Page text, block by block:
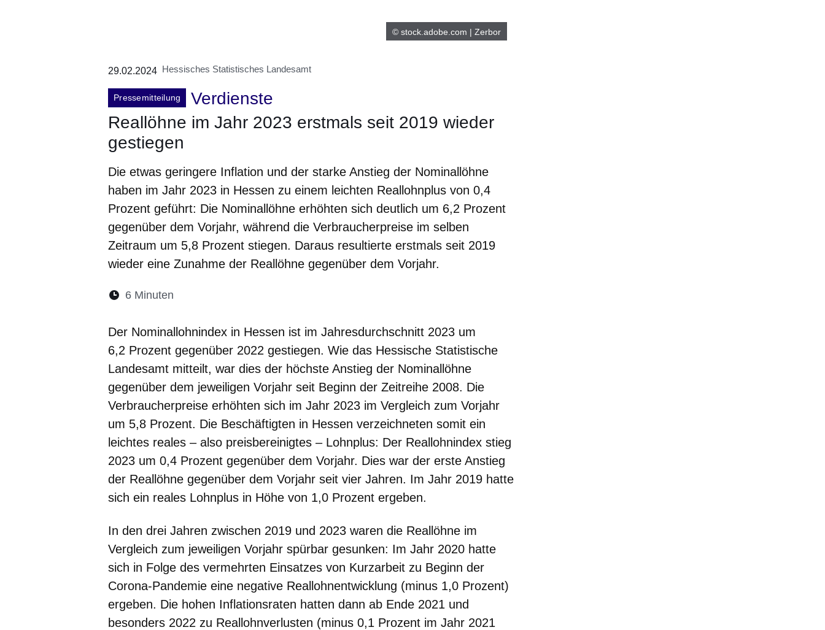
© stock.adobe.com | Zerbor
29.02.2024 Hessisches Statistisches Landesamt
Pressemitteilung
Verdienste
Reallöhne im Jahr 2023 erstmals seit 2019 wieder
gestiegen
Die etwas geringere Inflation und der starke Anstieg der Nominallöhne
haben im Jahr 2023 in Hessen zu einem leichten Reallohnplus von 0,4
Prozent geführt: Die Nominallöhne erhöhten sich deutlich um 6,2 Prozent
gegenüber dem Vorjahr, während die Verbraucherpreise im selben
Zeitraum um 5,8 Prozent stiegen. Daraus resultierte erstmals seit 2019
wieder eine Zunahme der Reallöhne gegenüber dem Vorjahr.
Lesedauer:
6 Minuten
Der Nominallohnindex in Hessen ist im Jahresdurchschnitt 2023 um
6,2 Prozent gegenüber 2022 gestiegen. Wie das Hessische Statistische
Landesamt mitteilt, war dies der höchste Anstieg der Nominallöhne
gegenüber dem jeweiligen Vorjahr seit Beginn der Zeitreihe 2008. Die
Verbraucherpreise erhöhten sich im Jahr 2023 im Vergleich zum Vorjahr
um 5,8 Prozent. Die Beschäftigten in Hessen verzeichneten somit ein
leichtes reales – also preisbereinigtes – Lohnplus: Der Reallohnindex stieg
2023 um 0,4 Prozent gegenüber dem Vorjahr. Dies war der erste Anstieg
der Reallöhne gegenüber dem Vorjahr seit vier Jahren. Im Jahr 2019 hatte
sich ein reales Lohnplus in Höhe von 1,0 Prozent ergeben.
In den drei Jahren zwischen 2019 und 2023 waren die Reallöhne im
Vergleich zum jeweiligen Vorjahr spürbar gesunken: Im Jahr 2020 hatte
sich in Folge des vermehrten Einsatzes von Kurzarbeit zu Beginn der
Corona-Pandemie eine negative Reallohnentwicklung (minus 1,0 Prozent)
ergeben. Die hohen Inflationsraten hatten dann ab Ende 2021 und
besonders 2022 zu Reallohnverlusten (minus 0,1 Prozent im Jahr 2021